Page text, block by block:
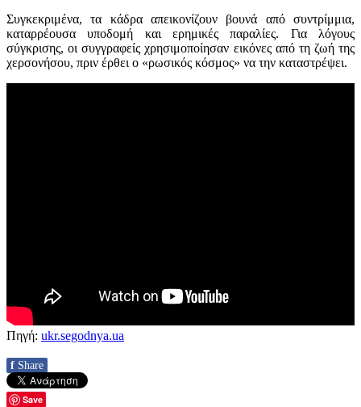
Συγκεκριμένα, τα κάδρα απεικονίζουν βουνά από συντρίμμια,
καταρρέουσα υποδομή και ερημικές παραλίες. Για λόγους
σύγκρισης, οι συγγραφείς χρησιμοποίησαν εικόνες από τη ζωή της
χερσονήσου, πριν έρθει ο «ρωσικός κόσμος» να την καταστρέψει.
Πηγή: ukr.segodnya.ua
f Share
Save